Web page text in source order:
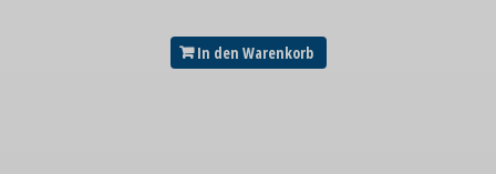
In den Warenkorb